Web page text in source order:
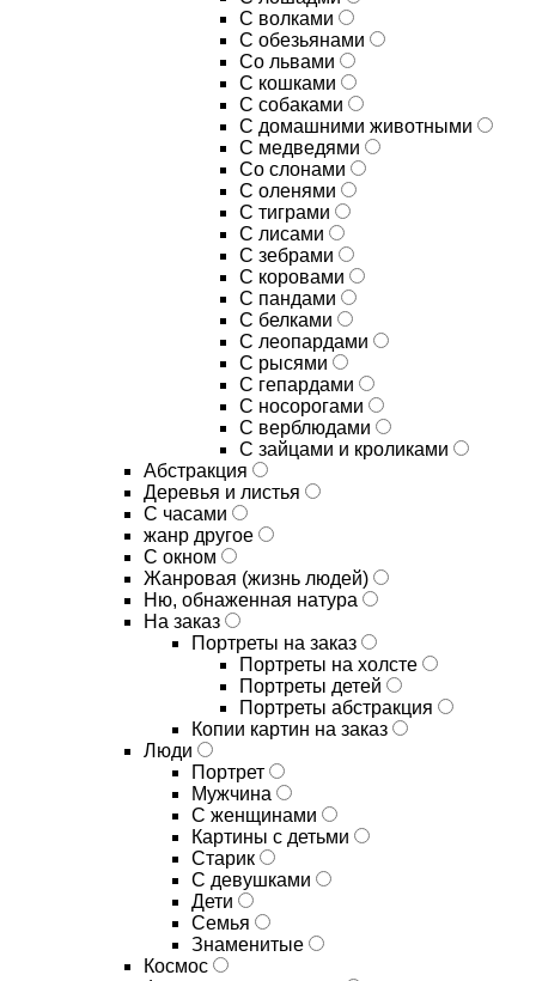
С волками
С обезьянами
Со львами
С кошками
С собаками
С домашними животными
С медведями
Со слонами
С оленями
С тиграми
С лисами
С зебрами
С коровами
С пандами
С белками
С леопардами
С рысями
С гепардами
С носорогами
С верблюдами
С зайцами и кроликами
Абстракция
Деревья и листья
С часами
жанр другое
С окном
Жанровая (жизнь людей)
Ню, обнаженная натура
На заказ
Портреты на заказ
Портреты на холсте
Портреты детей
Портреты абстракция
Копии картин на заказ
Люди
Портрет
Мужчина
С женщинами
Картины с детьми
Старик
С девушками
Дети
Семья
Знаменитые
Космос